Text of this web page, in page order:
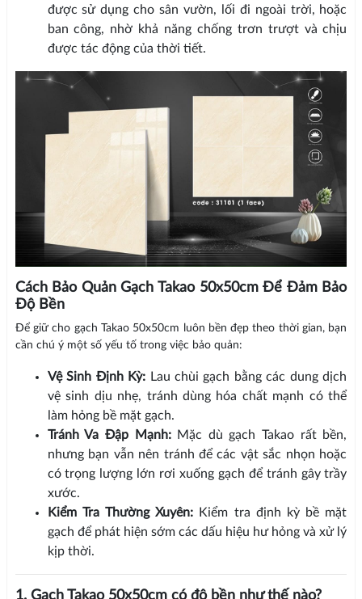
được sử dụng cho sân vườn, lối đi ngoài trời, hoặc
ban công, nhờ khả năng chống trơn trượt và chịu
được tác động của thời tiết.
Cách Bảo Quản Gạch Takao 50x50cm Để Đảm Bảo
Độ Bền
Để giữ cho gạch Takao 50x50cm luôn bền đẹp theo thời gian, bạn
cần chú ý một số yếu tố trong việc bảo quản:
Vệ Sinh Định Kỳ: Lau chùi gạch bằng các dung dịch
vệ sinh dịu nhẹ, tránh dùng hóa chất mạnh có thể
làm hỏng bề mặt gạch.
Tránh Va Đập Mạnh:Mặc dù gạch Takao rất bền,
nhưng bạn vẫn nên tránh để các vật sắc nhọn hoặc
có trọng lượng lớn rơi xuống gạch để tránh gây trầy
xước.
Kiểm Tra Thường Xuyên: Kiểm tra định kỳ bề mặt
gạch để phát hiện sớm các dấu hiệu hư hỏng và xử lý
kịp thời.
1. Gạch Takao 50x50cm có độ bền như thế nào?